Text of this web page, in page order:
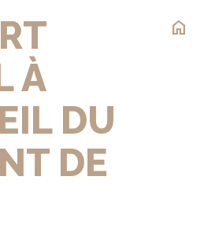
home
À
DU
DE